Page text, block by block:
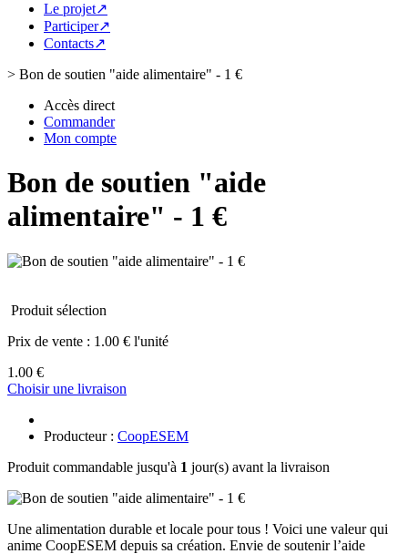
Le projet↗
Participer↗
Contacts↗
> Bon de soutien "aide alimentaire" - 1 €
Accès direct
Commander
Mon compte
Bon de soutien "aide
alimentaire" - 1 €
Produit sélection
Prix de vente : 1.00 € l'unité
1.00 €
Choisir une livraison
Producteur : CoopESEM
Produit commandable jusqu'à 1 jour(s) avant la livraison
Une alimentation durable et locale pour tous ! Voici une valeur qui
anime CoopESEM depuis sa création. Envie de soutenir l’aide